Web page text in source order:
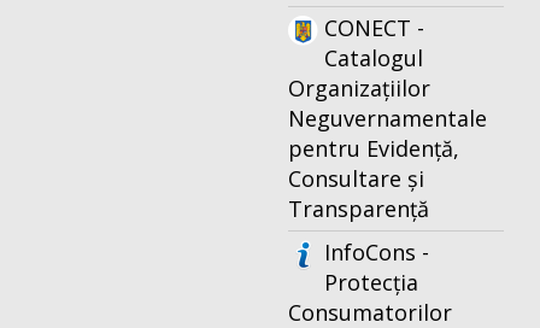
CONECT -
Catalogul
Organizațiilor
Neguvernamentale
pentru Evidență,
Consultare și
Transparență
InfoCons -
Protecția
Consumatorilor